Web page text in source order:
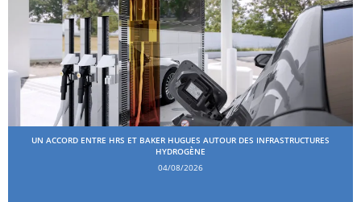
UN ACCORD ENTRE HRS ET BAKER HUGUES AUTOUR DES INFRASTRUCTURES
HYDROGÈNE
04/08/2026